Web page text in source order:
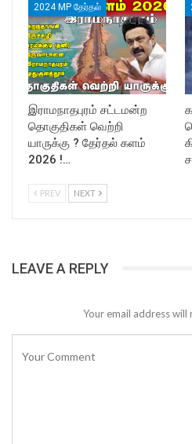
2024 MP தேர்தல்
இராமநாதபுரம் சட்டமன்ற
தொகுதிகள் வெற்றி
யாருக்கு ? தேர்தல் களம்
2026 !…
PREV NEXT
LEAVE A REPLY
Your email address will